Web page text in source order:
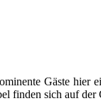
Gäste
finden sich auf der